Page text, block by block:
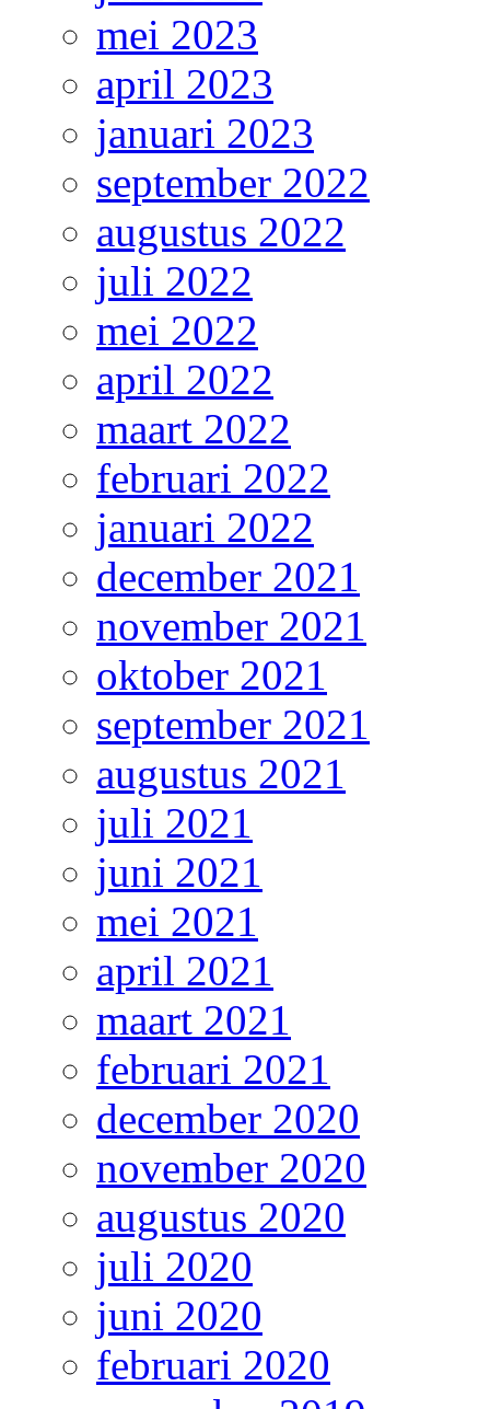
mei 2023
april 2023
januari 2023
september 2022
augustus 2022
juli 2022
mei 2022
april 2022
maart 2022
februari 2022
januari 2022
december 2021
november 2021
oktober 2021
september 2021
augustus 2021
juli 2021
juni 2021
mei 2021
april 2021
maart 2021
februari 2021
december 2020
november 2020
augustus 2020
juli 2020
juni 2020
februari 2020